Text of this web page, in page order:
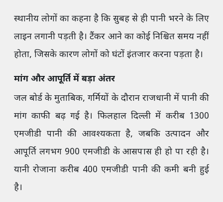
स्थानीय लोगों का कहना है कि सुबह से ही पानी भरने के लिए
लाइन लगानी पड़ती है। टैंकर आने का कोई निश्चित समय नहीं
होता, जिसके कारण लोगों को घंटों इंतजार करना पड़ता है।
मांग और आपूर्ति में बड़ा अंतर
जल बोर्ड के मुताबिक, गर्मियों के दौरान राजधानी में पानी की
मांग काफी बढ़ गई है। फिलहाल दिल्ली में करीब 1300
एमजीडी पानी की आवश्यकता है, जबकि उत्पादन और
आपूर्ति लगभग 900 एमजीडी के आसपास ही हो पा रही है।
यानी रोजाना करीब 400 एमजीडी पानी की कमी बनी हुई
है।